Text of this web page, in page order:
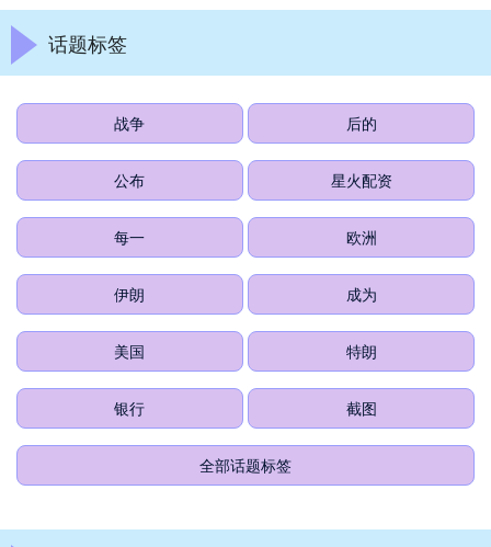
话题标签
战争 后的
公布 星火配资
每一 欧洲
伊朗 成为
美国 特朗
银行 截图
全部话题标签